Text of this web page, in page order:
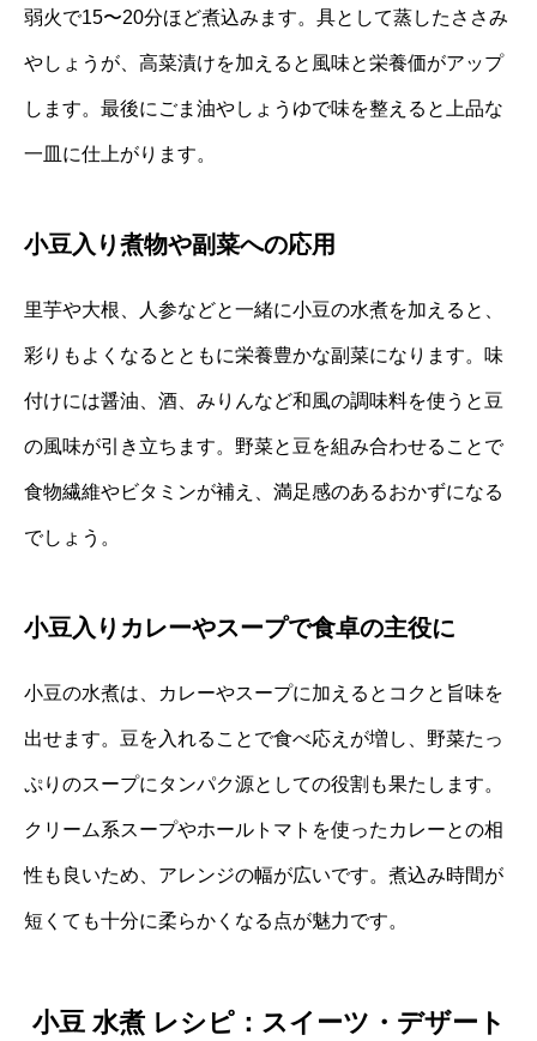
弱火で15〜20分ほど煮込みます。具として蒸したささみ
やしょうが、高菜漬けを加えると風味と栄養価がアップ
します。最後にごま油やしょうゆで味を整えると上品な
一皿に仕上がります。
小豆入り煮物や副菜への応用
里芋や大根、人参などと一緒に小豆の水煮を加えると、
彩りもよくなるとともに栄養豊かな副菜になります。味
付けには醤油、酒、みりんなど和風の調味料を使うと豆
の風味が引き立ちます。野菜と豆を組み合わせることで
食物繊維やビタミンが補え、満足感のあるおかずになる
でしょう。
小豆入りカレーやスープで食卓の主役に
小豆の水煮は、カレーやスープに加えるとコクと旨味を
出せます。豆を入れることで食べ応えが増し、野菜たっ
ぷりのスープにタンパク源としての役割も果たします。
クリーム系スープやホールトマトを使ったカレーとの相
性も良いため、アレンジの幅が広いです。煮込み時間が
短くても十分に柔らかくなる点が魅力です。
小豆 水煮 レシピ：スイーツ・デザート